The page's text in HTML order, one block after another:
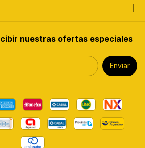
nuestras ofertas especiales